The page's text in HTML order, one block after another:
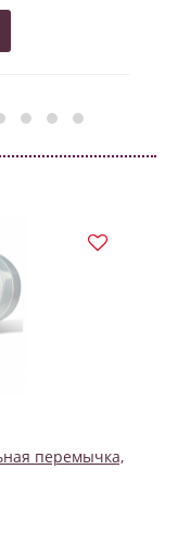
перемычка,